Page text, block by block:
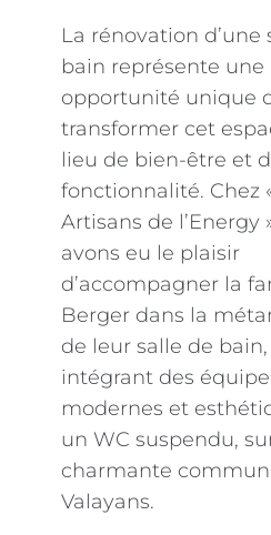
La rénovation d’une
bain représente une
opportunité unique
transformer cet
lieu de bien-être et
fonctionnalité. Chez
Artisans de l’Energy
avons eu le plaisir
d’accompagner la
Berger dans la
de leur salle de
intégrant des
modernes et
un WC suspendu,
charmante
Valayans.